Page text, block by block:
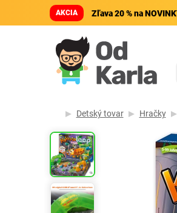
AKCIA Zľava 20 % na
Detský tovar Hračky